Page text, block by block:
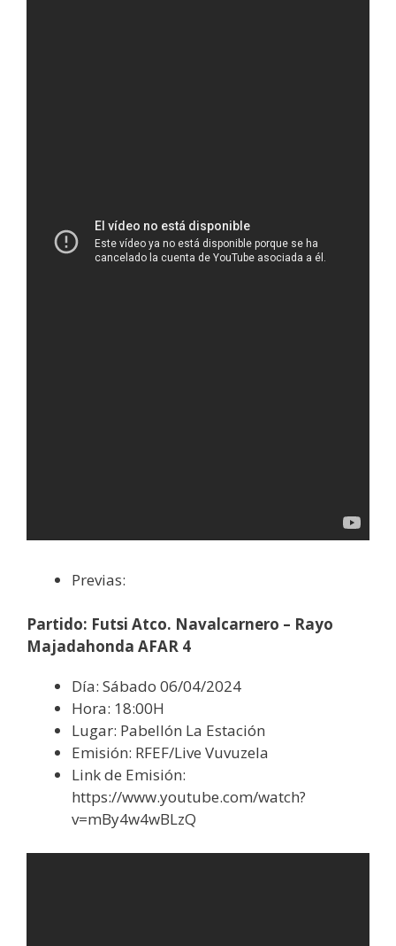
Previas:
Partido: Futsi Atco. Navalcarnero – Rayo
Majadahonda AFAR 4
Día: Sábado 06/04/2024
Hora: 18:00H
Lugar: Pabellón La Estación
Emisión: RFEF/Live Vuvuzela
Link de Emisión:
https://www.youtube.com/watch?
v=mBy4w4wBLzQ